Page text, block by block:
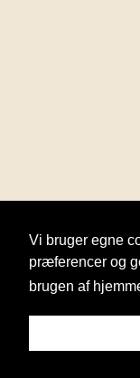
Vi bruger egne
præferencer og
brugen af